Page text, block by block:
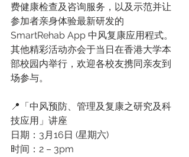
费健康检查及咨询服务，以及示范并让
参加者亲身体验最新研发的
SmartRehab App 中风复康应用程式。
其他精彩活动亦会于当日在香港大学本
部校园内举行，欢迎各校友携同亲友到
场参与。
📍「中风预防、管理及复康之研究及科
技应用」讲座
日期：3月16日 (星期六)
时间：2 – 3pm